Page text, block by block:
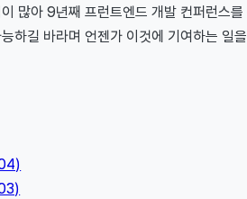
많아 9년째 프런트엔드 개발 컨퍼런스
하길 바라며 언젠가 이것에 기여하는 일